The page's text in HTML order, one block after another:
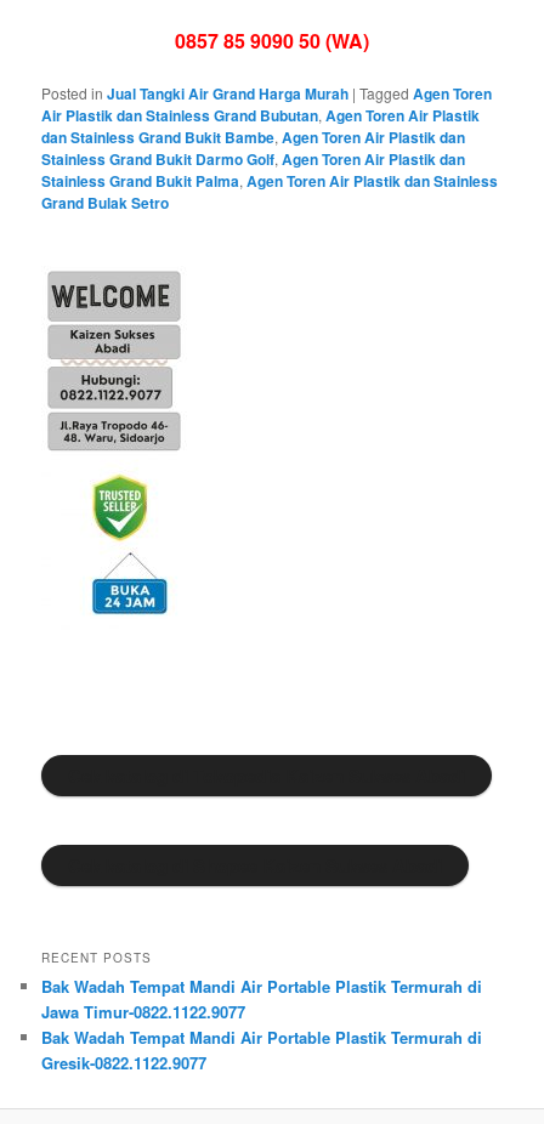
0857 85 9090 50 (WA)
Posted in Jual Tangki Air Grand Harga Murah |Tagged Agen Toren
Air Plastik dan Stainless Grand Bubutan,Agen Toren Air Plastik
dan Stainless Grand Bukit Bambe,Agen Toren Air Plastik dan
Stainless Grand Bukit Darmo Golf,Agen Toren Air Plastik dan
Stainless Grand Bukit Palma,Agen Toren Air Plastik dan Stainless
Grand Bulak Setro
RECENT POSTS
Bak Wadah Tempat Mandi Air Portable Plastik Termurah di
Jawa Timur-0822.1122.9077
Bak Wadah Tempat Mandi Air Portable Plastik Termurah di
Gresik-0822.1122.9077